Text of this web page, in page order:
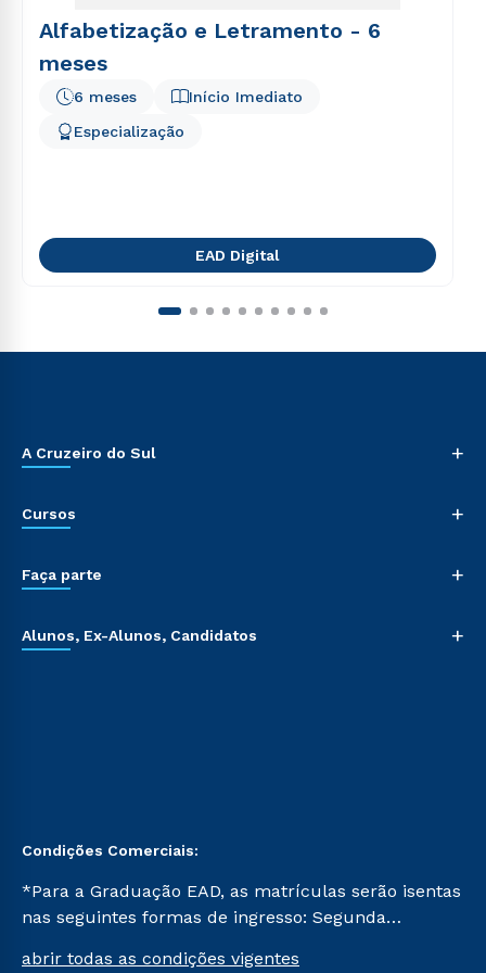
Alfabetização e Letramento - 6
meses
Início Imediato
6 meses
Especialização
EAD Digital
A Cruzeiro do Sul +
Cursos +
Faça parte +
Alunos, Ex-Alunos, Candidatos +
Condições Comerciais:
*Para a Graduação EAD, as matrículas serão isentas
nas seguintes formas de ingresso: Segunda
abrir todas as condições vigentes